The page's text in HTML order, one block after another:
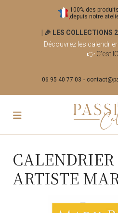
100% des
depuis notre
| 🎉 LES COLLECTIONS
Découvrez les
👉 C'est ICI
06 95 40 77 03
CALENDRIER
ARTISTE